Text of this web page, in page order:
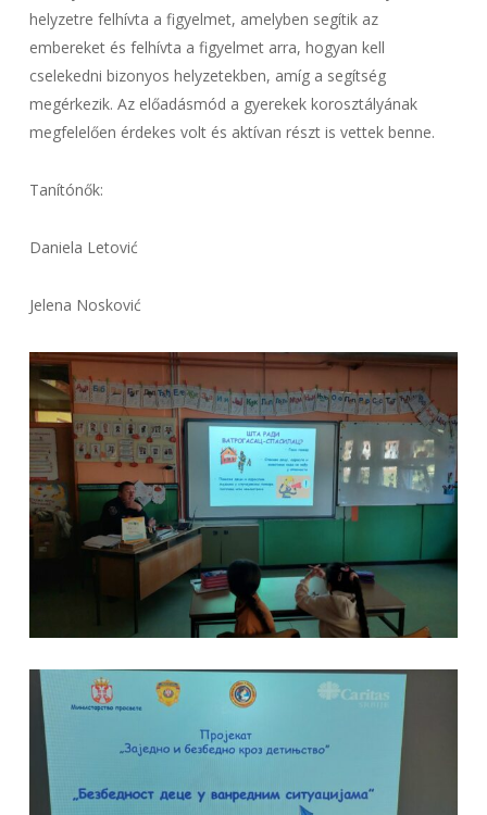
helyzetre felhívta a figyelmet, amelyben segítik az
embereket és felhívta a figyelmet arra, hogyan kell
cselekedni bizonyos helyzetekben, amíg a segítség
megérkezik. Az előadásmód a gyerekek korosztályának
megfelelően érdekes volt és aktívan részt is vettek benne.
Tanítónők:
Daniela Letović
Jelena Nosković